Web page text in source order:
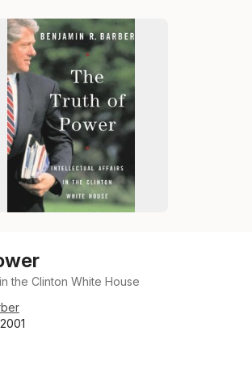
the Clinton White House